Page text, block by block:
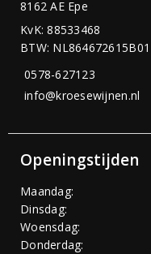
8162 AE Epe
KvK: 88533468
BTW: NL864672615B01
0578-627123
info@kroesewijnen.nl
Openingstijden
Maandag:
Dinsdag:
Woensdag:
Donderdag: